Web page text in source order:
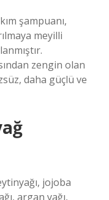
şampuanı,
meyilli
zengin olan
daha güçlü ve
jojoba
argan yağı,